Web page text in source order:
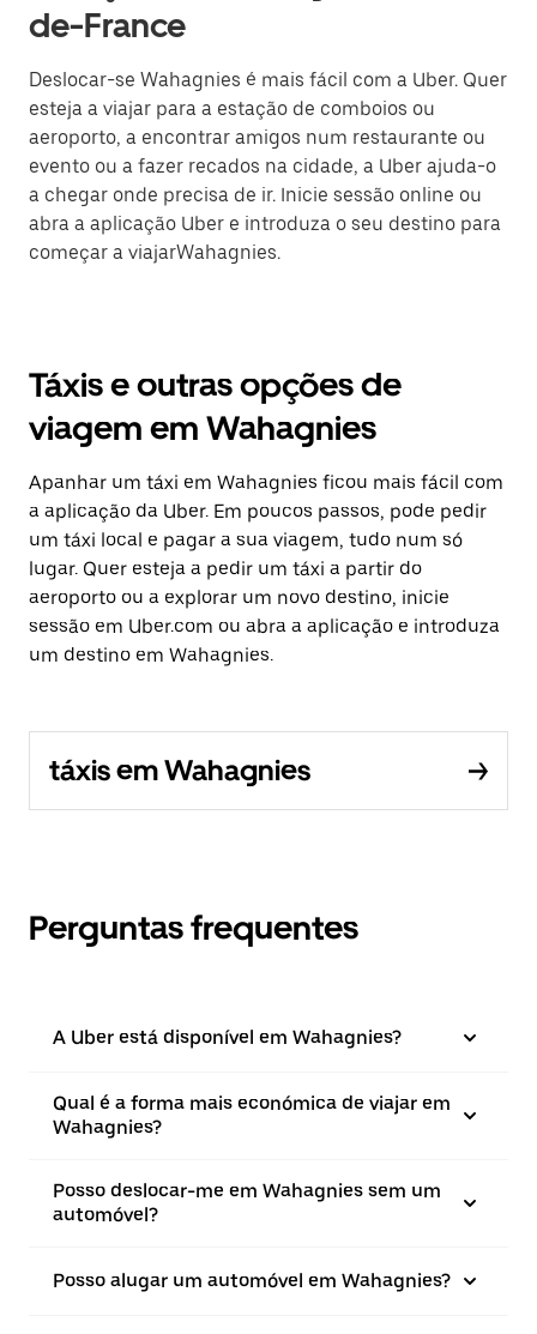
de-France
Deslocar-se Wahagnies é mais fácil com a Uber. Quer
esteja a viajar para a estação de comboios ou
aeroporto, a encontrar amigos num restaurante ou
evento ou a fazer recados na cidade, a Uber ajuda-o
a chegar onde precisa de ir. Inicie sessão online ou
abra a aplicação Uber e introduza o seu destino para
começar a viajarWahagnies.
Táxis e outras opções de
viagem em Wahagnies
Apanhar um táxi em Wahagnies ficou mais fácil com
a aplicação da Uber. Em poucos passos, pode pedir
um táxi local e pagar a sua viagem, tudo num só
lugar. Quer esteja a pedir um táxi a partir do
aeroporto ou a explorar um novo destino, inicie
sessão em Uber.com ou abra a aplicação e introduza
um destino em Wahagnies.
táxis em Wahagnies
Perguntas frequentes
A Uber está disponível em Wahagnies?
Qual é a forma mais económica de viajar em
Wahagnies?
Posso deslocar-me em Wahagnies sem um
automóvel?
Posso alugar um automóvel em Wahagnies?